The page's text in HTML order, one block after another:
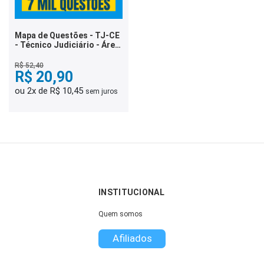
Mapa de Questões - TJ-CE
- Técnico Judiciário - Área
R$ 52,40
R$ 20,90
ou 2x de R$ 10,45 sem juros
INSTITUCIONAL
Quem somos
Afiliados